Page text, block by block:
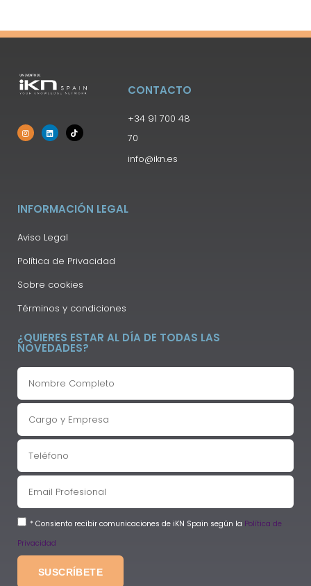
CONTACTO
+34 91 700 48
70
info@ikn.es
INFORMACIÓN LEGAL
Aviso Legal
Política de Privacidad
Sobre cookies
Términos y condiciones
¿QUIERES ESTAR AL DÍA DE TODAS LAS
NOVEDADES?
* Consiento recibir comunicaciones de iKN Spain según la Política de
Privacidad
SUSCRÍBETE